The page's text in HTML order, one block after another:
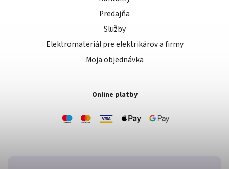
Predajňa
Služby
Elektromateriál pre elektrikárov a firmy
Moja objednávka
Online platby